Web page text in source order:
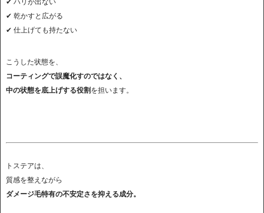
✔ ハリが出ない
✔ 乾かすと広がる
✔ 仕上げても持たない
こうした状態を、
コーティングで誤魔化すのではなく、
中の状態を底上げする役割 を担います。
トステアは、
質感を整えながら
ダメージ毛特有の不安定さを抑える成分。